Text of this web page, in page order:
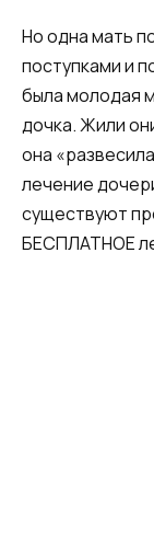
Но одна мать
поступками и
была молодая
дочка. Жили
она
лечение
существуют
БЕСПЛАТНОЕ